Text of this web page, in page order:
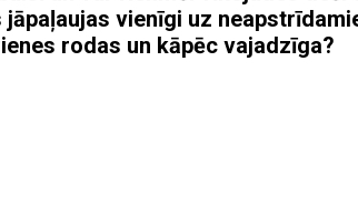
vienīgi uz
rodas un kāpēc vajadzīga?